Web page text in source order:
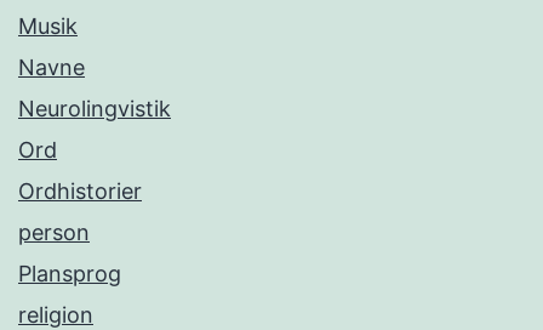
Musik
Navne
Neurolingvistik
Ord
Ordhistorier
person
Plansprog
religion